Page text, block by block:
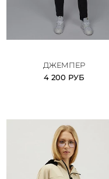
ДЖЕМПЕР
4 200 РУБ